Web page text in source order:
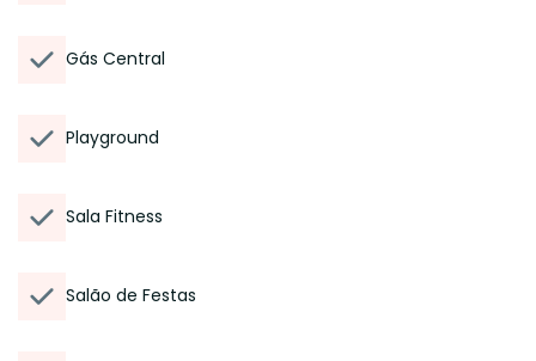
Gás Central
Playground
Sala Fitness
Salão de Festas